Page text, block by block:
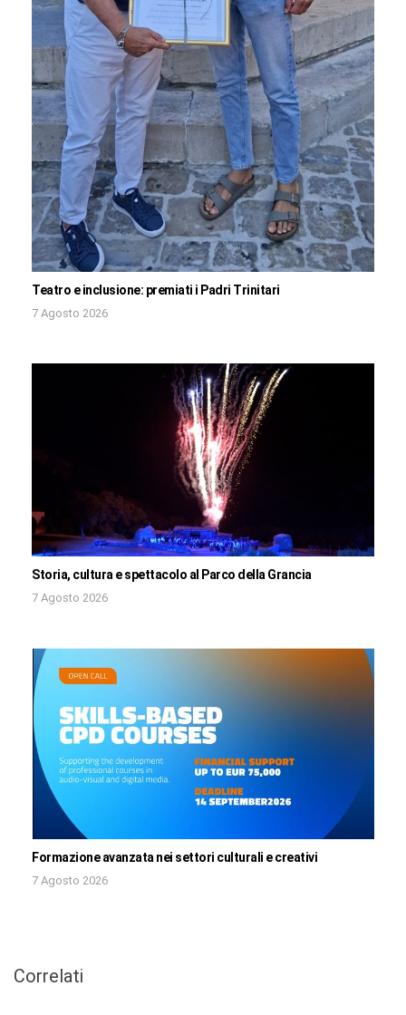
Teatro e inclusione: premiati i Padri Trinitari
7 Agosto 2026
Storia, cultura e spettacolo al Parco della Grancia
7 Agosto 2026
Formazione avanzata nei settori culturali e creativi
7 Agosto 2026
Correlati